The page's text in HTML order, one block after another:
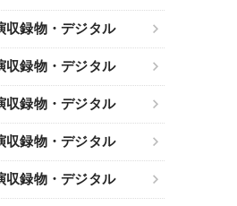
収録物・デジタル
収録物・デジタル
収録物・デジタル
収録物・デジタル
収録物・デジタル